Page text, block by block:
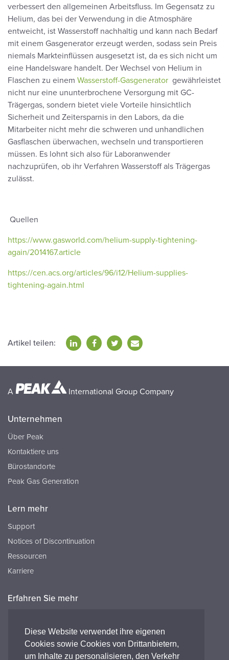
Diese Website verwendet ihre eigenen
Cookies sowie Cookies von Drittanbietern,
um Inhalte zu personalisieren, den Verkehr
verbessert den allgemeinen Arbeitsfluss. Im Gegensatz zu
Helium, das bei der Verwendung in die Atmosphäre
entweicht, ist Wasserstoff nachhaltig und kann nach Bedarf
mit einem Gasgenerator erzeugt werden, sodass sein Preis
niemals Markteinflüssen ausgesetzt ist, da es sich nicht um
eine Handelsware handelt. Der Wechsel von Helium in
Flaschen zu einem Wasserstoff-Gasgenerator gewährleistet
nicht nur eine ununterbrochene Versorgung mit GC-
Trägergas, sondern bietet viele Vorteile hinsichtlich
Sicherheit und Zeitersparnis in den Labors, da die
Mitarbeiter nicht mehr die schweren und unhandlichen
Gasflaschen überwachen, wechseln und transportieren
müssen. Es lohnt sich also für Laboranwender
nachzuprüfen, ob ihr Verfahren Wasserstoff als Trägergas
zulässt.
Quellen
https://www.gasworld.com/helium-supply-tightening-
again/2014167.article
https://cen.acs.org/articles/96/i12/Helium-supplies-
tightening-again.html
Artikel teilen:
A International Group Company
Unternehmen
Über Peak
Kontaktiere uns
Bürostandorte
Peak Gas Generation
Lern mehr
Support
Notices of Discontinuation
Ressourcen
Karriere
Erfahren Sie mehr
FAQ's
Peak HQ tel:+44 141 812 8100